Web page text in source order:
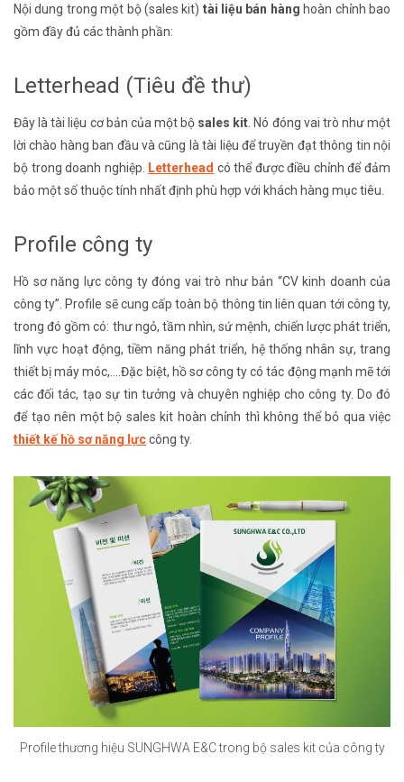
Nội dung trong một bộ (sales kit) tài liệu bán hàng hoàn chỉnh bao
gồm đầy đủ các thành phần:
Letterhead (Tiêu đề thư)
Đây là tài liệu cơ bản của một bộ sales kit . Nó đóng vai trò như một
lời chào hàng ban đầu và cũng là tài liệu để truyền đạt thông tin nội
bộ trong doanh nghiệp.
Letterhead có thể được điều chỉnh để đảm
bảo một số thuộc tính nhất định phù hợp với khách hàng mục tiêu.
Profile công ty
Hồ sơ năng lực công ty đóng vai trò như bản “CV kinh doanh của
công ty”. Profile sẽ cung cấp toàn bộ thông tin liên quan tới công ty,
trong đó gồm có: thư ngỏ, tầm nhìn, sứ mệnh, chiến lược phát triển,
lĩnh vực hoạt động, tiềm năng phát triển, hệ thống nhân sự, trang
thiết bị máy móc,….Đặc biệt, hồ sơ công ty có tác động mạnh mẽ tới
các đối tác, tạo sự tin tưởng và chuyên nghiệp cho công ty. Do đó
để tạo nên một bộ sales kit hoàn chỉnh thì không thể bỏ qua việc
thiết kế hồ sơ năng lựccông ty.
Profile thương hiệu SUNGHWA E&C trong bộ sales kit của công ty